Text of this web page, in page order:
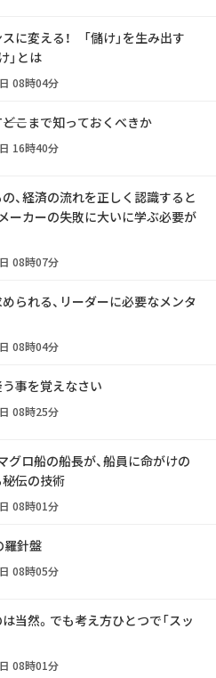
に変える！ 「儲け」を生み出す
」とは
08時04分
どこまで知っておくべきか
16時40分
、経済の流れを正しく認識すると
ーカーの失敗に大いに学ぶ必要が
08時07分
られる、リーダーに必要なメンタ
08時04分
事を覚えなさい
08時25分
グロ船の船長が、船員に命がけの
伝の技術
08時01分
羅針盤
08時05分
当然。でも考え方ひとつで「スッ
08時01分